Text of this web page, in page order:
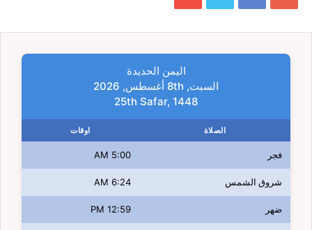
اليمن الحديدة
السبت, 8th أغسطس, 2026
25th Safar, 1448
الصلاة اوقات
فجر 5:00 AM
شروق الشمس 6:24 AM
ضهر 12:59 PM